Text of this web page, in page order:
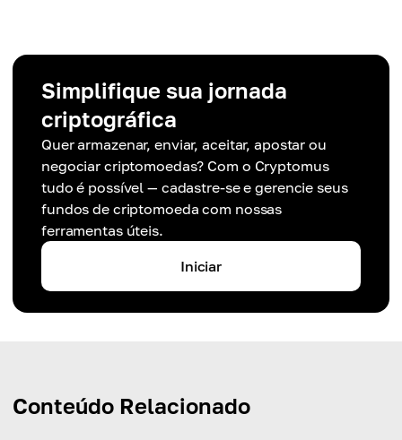
Simplifique sua jornada
criptográfica
Quer armazenar, enviar, aceitar, apostar ou
negociar criptomoedas? Com o Cryptomus
tudo é possível — cadastre-se e gerencie seus
fundos de criptomoeda com nossas
ferramentas úteis.
Iniciar
Conteúdo Relacionado